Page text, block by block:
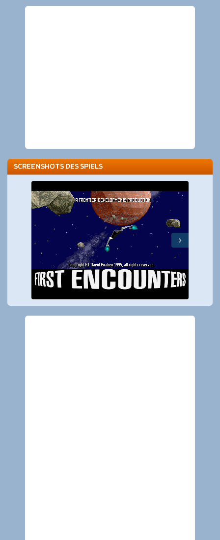
SCREENSHOTS DES SPIELS